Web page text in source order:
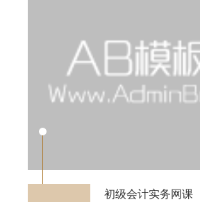
初级会计实务网课